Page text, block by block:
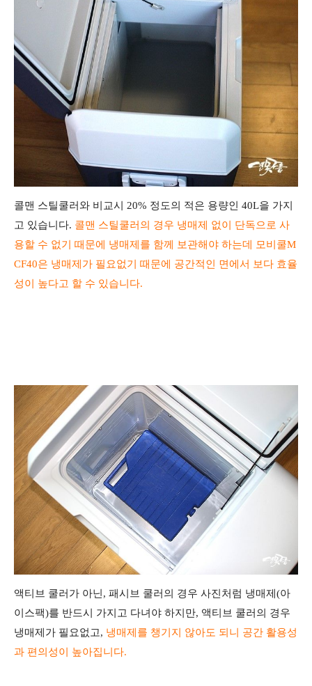
콜맨 스틸쿨러와 비교시 20% 정도의 적은 용량인 40L을 가지
고 있습니다. 콜맨 스틸쿨러의 경우 냉매제 없이 단독으로 사
용할 수 없기 때문에 냉매제를 함께 보관해야 하는데 모비쿨M
CF40은 냉매제가 필요없기 때문에 공간적인 면에서 보다 효율
성이 높다고 할 수 있습니다.
액티브 쿨러가 아닌, 패시브 쿨러의 경우 사진처럼 냉매제(아
이스팩)를 반드시 가지고 다녀야 하지만, 액티브 쿨러의 경우
냉매제가 필요없고, 냉매제를 챙기지 않아도 되니 공간 활용성
과 편의성이 높아집니다.